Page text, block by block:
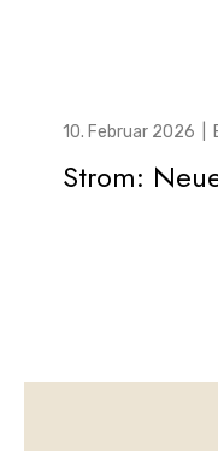
10. Februar 2026
Strom: